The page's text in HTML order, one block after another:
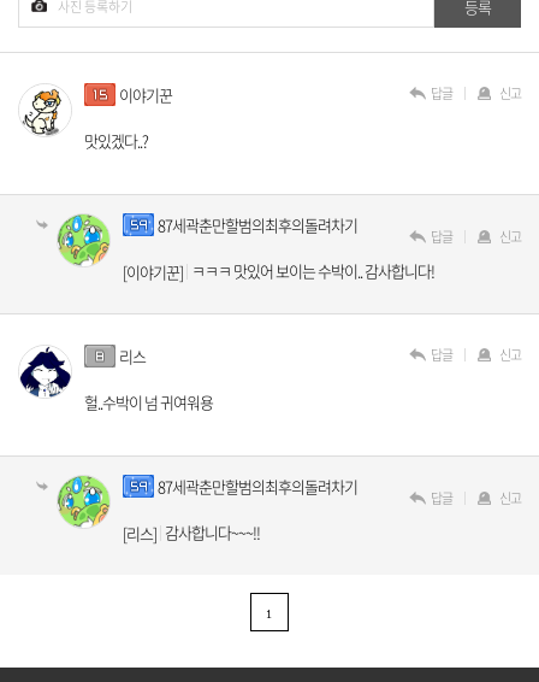
이야기꾼
맛있겠다..?
답글 신고
87세곽춘만할범의최후의돌려차기
[이야기꾼] ㅋㅋㅋ 맛있어 보이는 수박이.. 감사합니다!
답글 신고
리스
헐..수박이 넘 귀여워용
답글 신고
87세곽춘만할범의최후의돌려차기
[리스] 감사합니다~~~!!
답글 신고
1